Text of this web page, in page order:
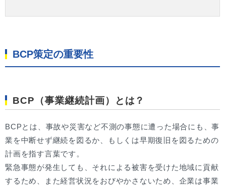
BCP策定の重要性
BCP（事業継続計画）とは？
BCPとは、事故や災害など不測の事態に遭った場合にも、事
業を中断せず継続を図るか、もしくは早期復旧を図るための
計画を指す言葉です。
緊急事態が発生しても、それによる被害を受けた地域に貢献
するため、また経営状況をおびやかさないため、企業は事業